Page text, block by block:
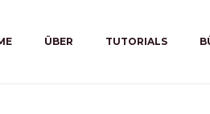
ÜBER TUTORIALS